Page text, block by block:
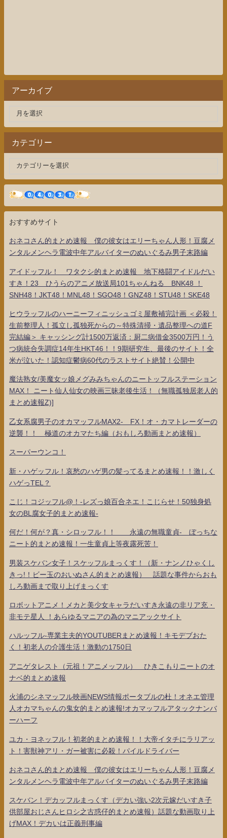
アーカイブ
カテゴリー
おすすめサイト
おネコさん的まとめ速報 僕の彼女はエリーちゃん人形！豆腐メ
ンタルメンヘラ電波中年アルバイターのぬいぐるみ男子末路編
アイドッフル！ ワタクシ的まとめ速報 地下格闘アイドルだい
すき！23 ひうらのアニメ放送局101ちゃんねる BNK48 ！
SNH48！JKT48！MNL48！SGO48！GNZ48！STU48！SKE48
ヒウラッフルのハーニーフィニッシュゴミ屋敷補完計画 ＜必殺！
生前整理人！孤立し孤独死からの～特殊清掃・遺品整理への道F
完結編＞ キャッシング計1500万返済：厨二病借金3500万円！う
つ病統合失調症14年生HKT46！！9期研究生、最後のサイト！全
米が泣いた！認知症鬱病60代のラストサイト絶賛！公開中
魔法熟女/美魔女ッ娘メグみみちゃんのニートッフルステーション
MAX！ ニート仙人仙女の映画三昧老後生活！（無職孤独居老人的
まとめ速報Z)]
乙女系腐男子のオカマッフルMAX2- FX！オ・カマトレーダーの
逆襲！！ 極道のオカマたち編（おもしろ動画まとめ速報）
スーパーウンコ！
新・ハゲッフル！哀愁のハゲ男の髪ってるまとめ速報！！激しく
ハゲっTEL？
こじ！コジッフル@！-レズっ娘百合ネエ！こじらせ！50独身処
女のBL腐女子的まとめ速報-
何だ！何が？真・シロッフル！！ 永遠の無職童貞- ぼっちな
ニート的まとめ速報！一生童貞上等夜露死苦！
男装スケバン女子！スケッフルまっくす！（新・ナンノひゃくし
きっ!！ビー玉のおいぬさん的まとめ速報） 話題な事件からおも
しろ動画まで取り上げまっくす
ロボットアニメ！メカと美少女キャラだいすき永遠の非リア充・
非モテ星人 ！あらゆるマニアの為のマニアックサイト
ハルッフル-専業主夫的YOUTUBERまとめ速報！キモデブおた
く！初老人の介護生活！激動の1750日
アニゲタレスト（元祖！アニメッフル） ひきこもりニートのオ
ナベ的まとめ速報
火浦のシネマッフル映画NEWS情報ポータブルの杜！オネエ管理
人オカマちゃんの鬼女的まとめ速報!オカマッフルアタックナンバ
ーハーフ
ユカ・ヨネッフル！初老的まとめ速報！！大帝イタチにラリアッ
ト！害獣神アリ・ガー被害に必殺！パイルドライバー
おネコさん的まとめ速報 僕の彼女はエリーちゃん人形！豆腐メ
ンタルメンヘラ電波中年アルバイターのぬいぐるみ男子末路編
スケバン！デカッフルまっくす（デカい強い2次元嫁だいすき子
供部屋おじさんヒロシ之古惑仔的まとめ速報）話題な動画取り上
げMAX！デカいは正義刑事編